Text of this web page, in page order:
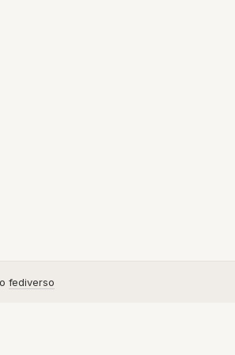
fediverso